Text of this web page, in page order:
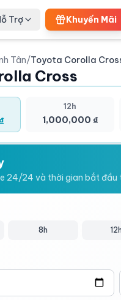
Trợ Khuyến Mãi
Tân/Toyota Corolla
Cross
12h
1,000,000 ₫
24/24 và thời gian bắt đầu
8h 12h